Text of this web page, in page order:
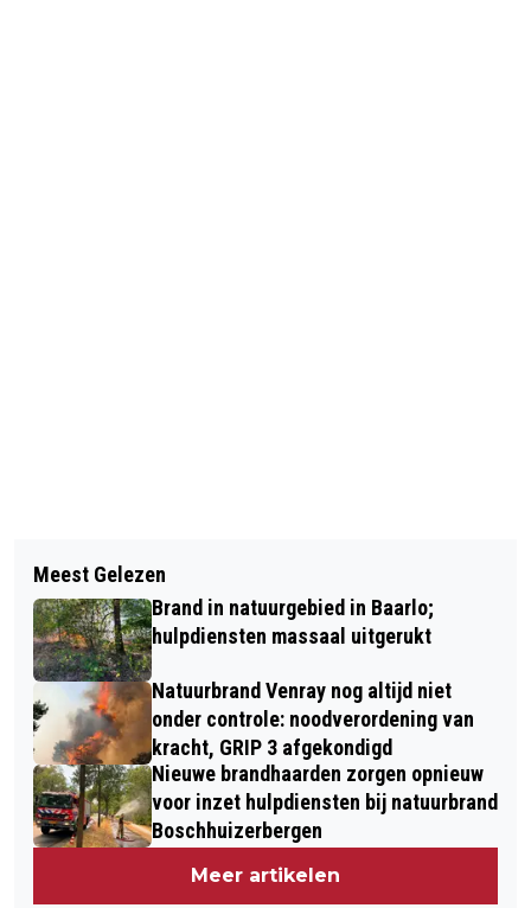
POLITIE ZOEKT VERDACHTEN NA
WONINGINBRAAK AAN
VOSSENERLAAN IN BLERICK
VG DE TÖRVERS KLAAR VOOR
VASTELAOVEND 2026 IN DE
WINDMEULE
Meest Gelezen
Brand in natuurgebied in Baarlo;
hulpdiensten massaal uitgerukt
Natuurbrand Venray nog altijd niet
onder controle: noodverordening van
kracht, GRIP 3 afgekondigd
Nieuwe brandhaarden zorgen opnieuw
voor inzet hulpdiensten bij natuurbrand
Boschhuizerbergen
Meer artikelen